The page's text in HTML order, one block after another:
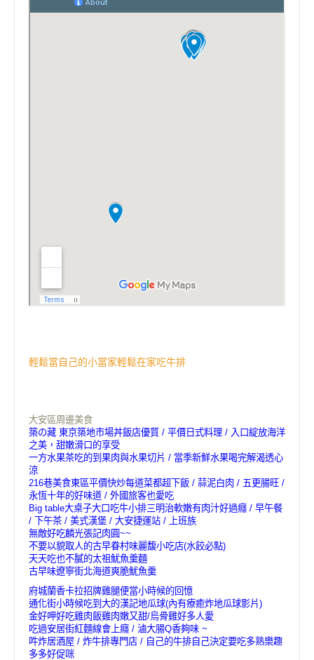
輕鬆當自己的小當家輕鬆在家吃牛排
大安區周邊美食
築の藏 東京築地市場丼飯店優質 / 平價日式料理 / 入口綻放海洋
之美，甜嫩滑口的享受
一方水果茶吃的到果肉與水果切片 / 當季新鮮水果喝完解渴透心
涼
216巷美食東區平價快炒每道菜都超下飯 / 蒜泥白肉 / 五更腸旺 /
永恆十年的好味道 / 外國旅客也愛吃
Big table大桌子大口吃牛小排三明治軟嫩有肉汁好過癮 / 早午餐
/ 下午茶 / 美式漢堡 / 大安捷運站 / 上班族
無敵好吃麟光張記肉圓~~
不要以貌取人的古早眷村味麗馥小吃店(水餃必點)
天天吃也不膩的太祖魷魚羹麵
古早味遼寧街北海道爽脆魷魚羹
府城蘭香卡拉招牌雞腿便當小時候的回憶
通化街小時候吃到大的漢記地瓜球(內有療癒炸地瓜球影片)
金好呷好吃雞肉飯雞肉嫩又甜/烏骨雞好多人愛
吃過安居街紅麵線會上癮 / 滷大腸Q香夠味 ~
吽炸居酒屋 / 炸牛排專門店 / 自己的牛排自己決定要吃多熟樂趣
多多好促咪